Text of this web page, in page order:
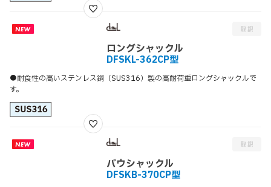
ロングシャックル
DFSKL-362CP型
●耐食性の高いステンレス鋼（SUS316）製の高耐荷重ロングシャックルで
す。
バウシャックル
DFSKB-370CP型